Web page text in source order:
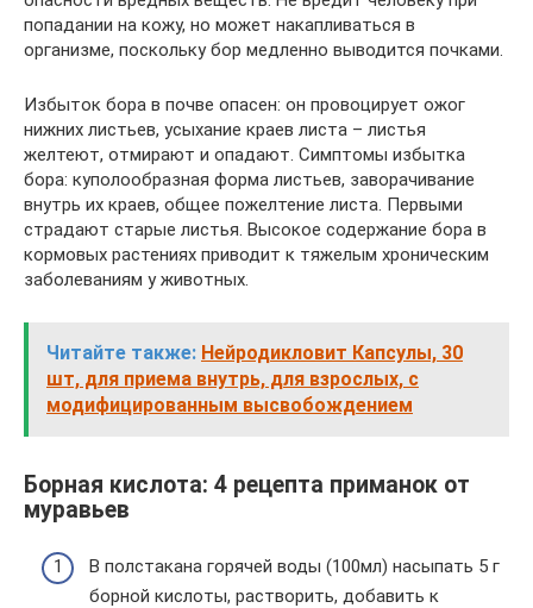
попадании на кожу, но может накапливаться в
организме, поскольку бор медленно выводится почками.
Избыток бора в почве опасен: он провоцирует ожог
нижних листьев, усыхание краев листа – листья
желтеют, отмирают и опадают. Симптомы избытка
бора: куполообразная форма листьев, заворачивание
внутрь их краев, общее пожелтение листа. Первыми
страдают старые листья. Высокое содержание бора в
кормовых растениях приводит к тяжелым хроническим
заболеваниям у животных.
Читайте также: Нейродикловит Капсулы, 30
шт, для приема внутрь, для взрослых, с
модифицированным высвобождением
Борная кислота: 4 рецепта приманок от
муравьев
В полстакана горячей воды (100мл) насыпать 5 г
борной кислоты, растворить, добавить к